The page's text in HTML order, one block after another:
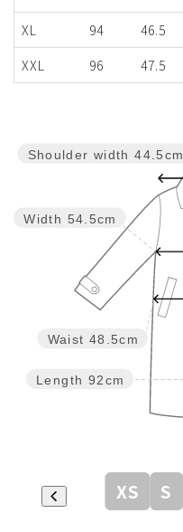
XL
94 46.5
XXL
96 47.5
Length 92cm
Waist 48.5cm
Width 54.5cm
Shoulder width 44.5cm
XS S